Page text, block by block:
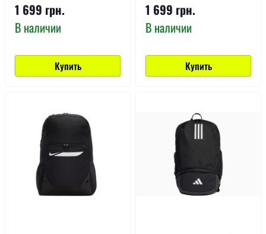
1 699 грн.
В наличии
Купить
1 699 грн.
В наличии
Купить